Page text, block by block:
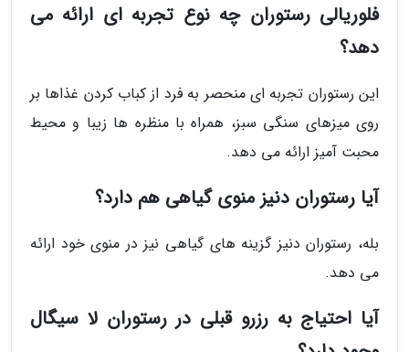
فلوریالی رستوران چه نوع تجربه ای ارائه می
دهد؟
این رستوران تجربه ای منحصر به فرد از کباب کردن غذاها بر
روی میزهای سنگی سبز، همراه با منظره ها زیبا و محیط
محبت آمیز ارائه می دهد.
آیا رستوران دنیز منوی گیاهی هم دارد؟
بله، رستوران دنیز گزینه های گیاهی نیز در منوی خود ارائه
می دهد.
آیا احتیاج به رزرو قبلی در رستوران لا سیگال